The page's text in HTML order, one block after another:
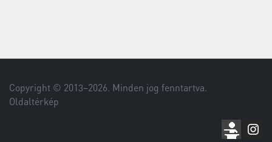
Copyright © 2013–2026. Minden jog fenntartva.
Oldaltérkép